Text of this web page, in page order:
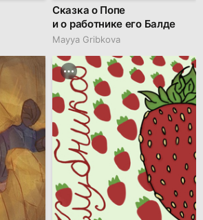
Сказка о Попе
и о работнике его Балде
Mayya Gribkova